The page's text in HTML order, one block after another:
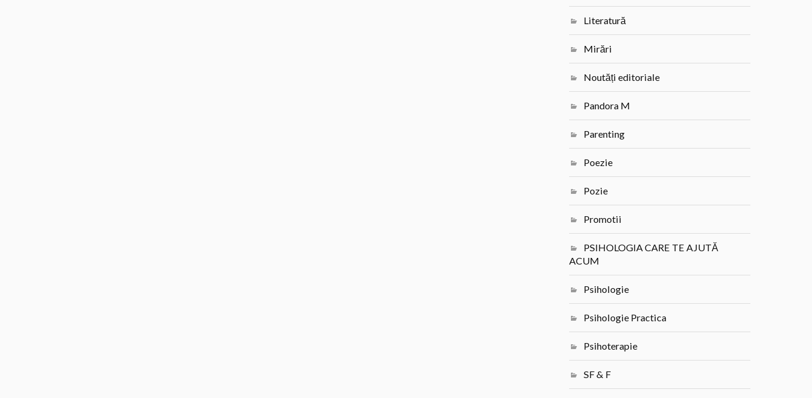
Literatură
Mirări
Noutăți editoriale
Pandora M
Parenting
Poezie
Pozie
Promotii
PSIHOLOGIA CARE TE AJUTĂ
ACUM
Psihologie
Psihologie Practica
Psihoterapie
SF & F